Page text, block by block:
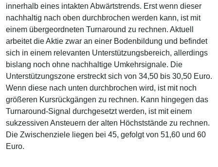
innerhalb eines intakten Abwärtstrends. Erst wenn dieser
nachhaltig nach oben durchbrochen werden kann, ist mit
einem übergeordneten Turnaround zu rechnen. Aktuell
arbeitet die Aktie zwar an einer Bodenbildung und befindet
sich in einem relevanten Unterstützungsbereich, allerdings
bislang noch ohne nachhaltige Umkehrsignale. Die
Unterstützungszone erstreckt sich von 34,50 bis 30,50 Euro.
Wenn diese nach unten durchbrochen wird, ist mit noch
größeren Kursrückgängen zu rechnen. Kann hingegen das
Turnaround-Signal durchgesetzt werden, ist mit einem
sukzessiven Ansteuern der alten Höchststände zu rechnen.
Die Zwischenziele liegen bei 45, gefolgt von 51,60 und 60
Euro.